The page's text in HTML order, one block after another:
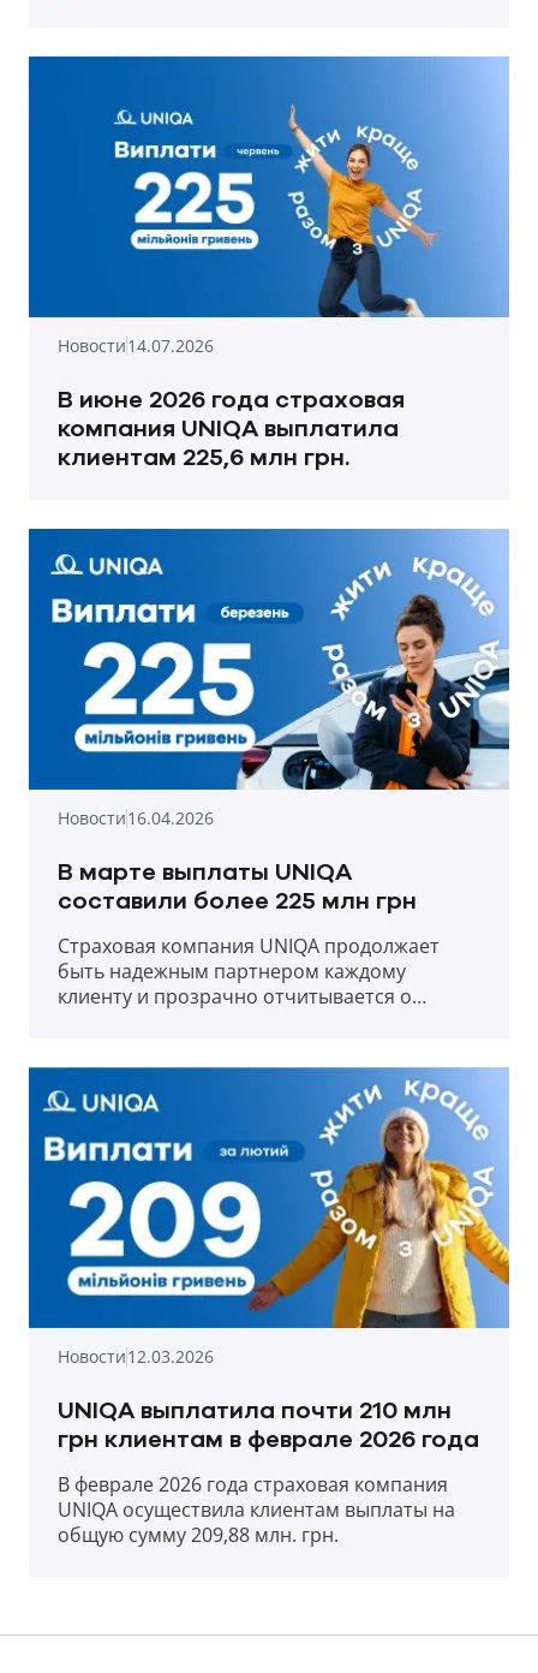
Новости14.07.2026
В июне 2026 года страховая
компания UNIQA выплатила
клиентам 225,6 млн грн.
Новости16.04.2026
В марте выплаты UNIQA
составили более 225 млн грн
Страховая компания UNIQA продолжает
быть надежным партнером каждому
клиенту и прозрачно отчитывается о
Новости12.03.2026
UNIQA выплатила почти 210 млн
грн клиентам в феврале 2026 года
В феврале 2026 года страховая компания
UNIQA осуществила клиентам выплаты на
общую сумму 209,88 млн. грн.